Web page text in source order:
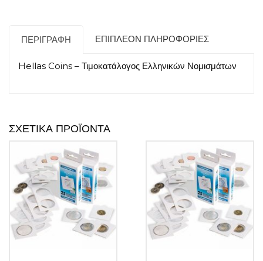
ΠΕΡΙΓΡΑΦΉ ΕΠΙΠΛΈΟΝ ΠΛΗΡΟΦΟΡΊΕΣ
Hellas Coins – Τιμοκατάλογος Ελληνικών Νομισμάτων
ΣΧΕΤΙΚΆ ΠΡΟΪΌΝΤΑ